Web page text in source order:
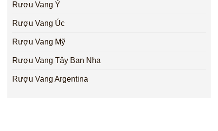
Rượu Vang Ý
Rượu Vang Úc
Rượu Vang Mỹ
Rượu Vang Tây Ban Nha
Rượu Vang Argentina